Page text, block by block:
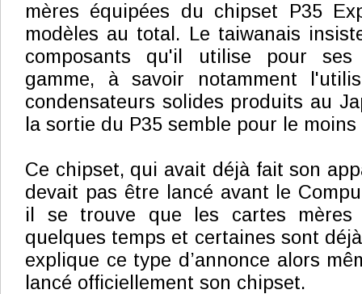
mères équipées du chipset P35
modèles au total. Le taiwanais
composants qu'il utilise pour
gamme, à savoir notamment
condensateurs solides produits au
la sortie du P35 semble pour le
Ce chipset, qui avait déjà fait son
devait pas être lancé avant le
il se trouve que les cartes mères
quelques temps et certaines sont
explique ce type d’annonce alors
lancé officiellement son chipset.